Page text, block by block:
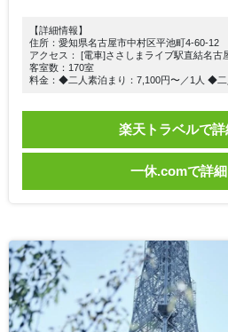
【詳細情報】
住所：愛知県名古屋市中村区平池町4-60-12
アクセス： [電車]ささしまライブ駅直結名古
客室数：170室
料金：◆二人素泊まり：7,100円〜／1人 ◆二
楽天トラベルで
一休.comで詳